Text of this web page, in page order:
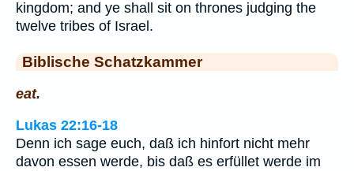
kingdom; and ye shall sit on thrones judging the
twelve tribes of Israel.
Biblische Schatzkammer
eat.
Lukas 22:16-18
Denn ich sage euch, daß ich hinfort nicht mehr
davon essen werde, bis daß es erfüllet werde im